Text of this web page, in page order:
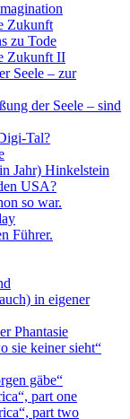
Zukunft
zu Tode
Zukunft II
Seele – zur
der Seele – sind
Tal?
Jahr) Hinkelstein
USA?
so war.
Führer.
in eigener
Phantasie
sie keiner sieht“
gäbe“
part one
part two